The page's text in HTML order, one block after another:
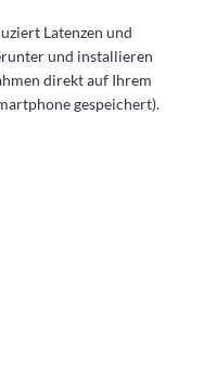
Latenzen und
und installieren
direkt auf Ihrem
gespeichert).